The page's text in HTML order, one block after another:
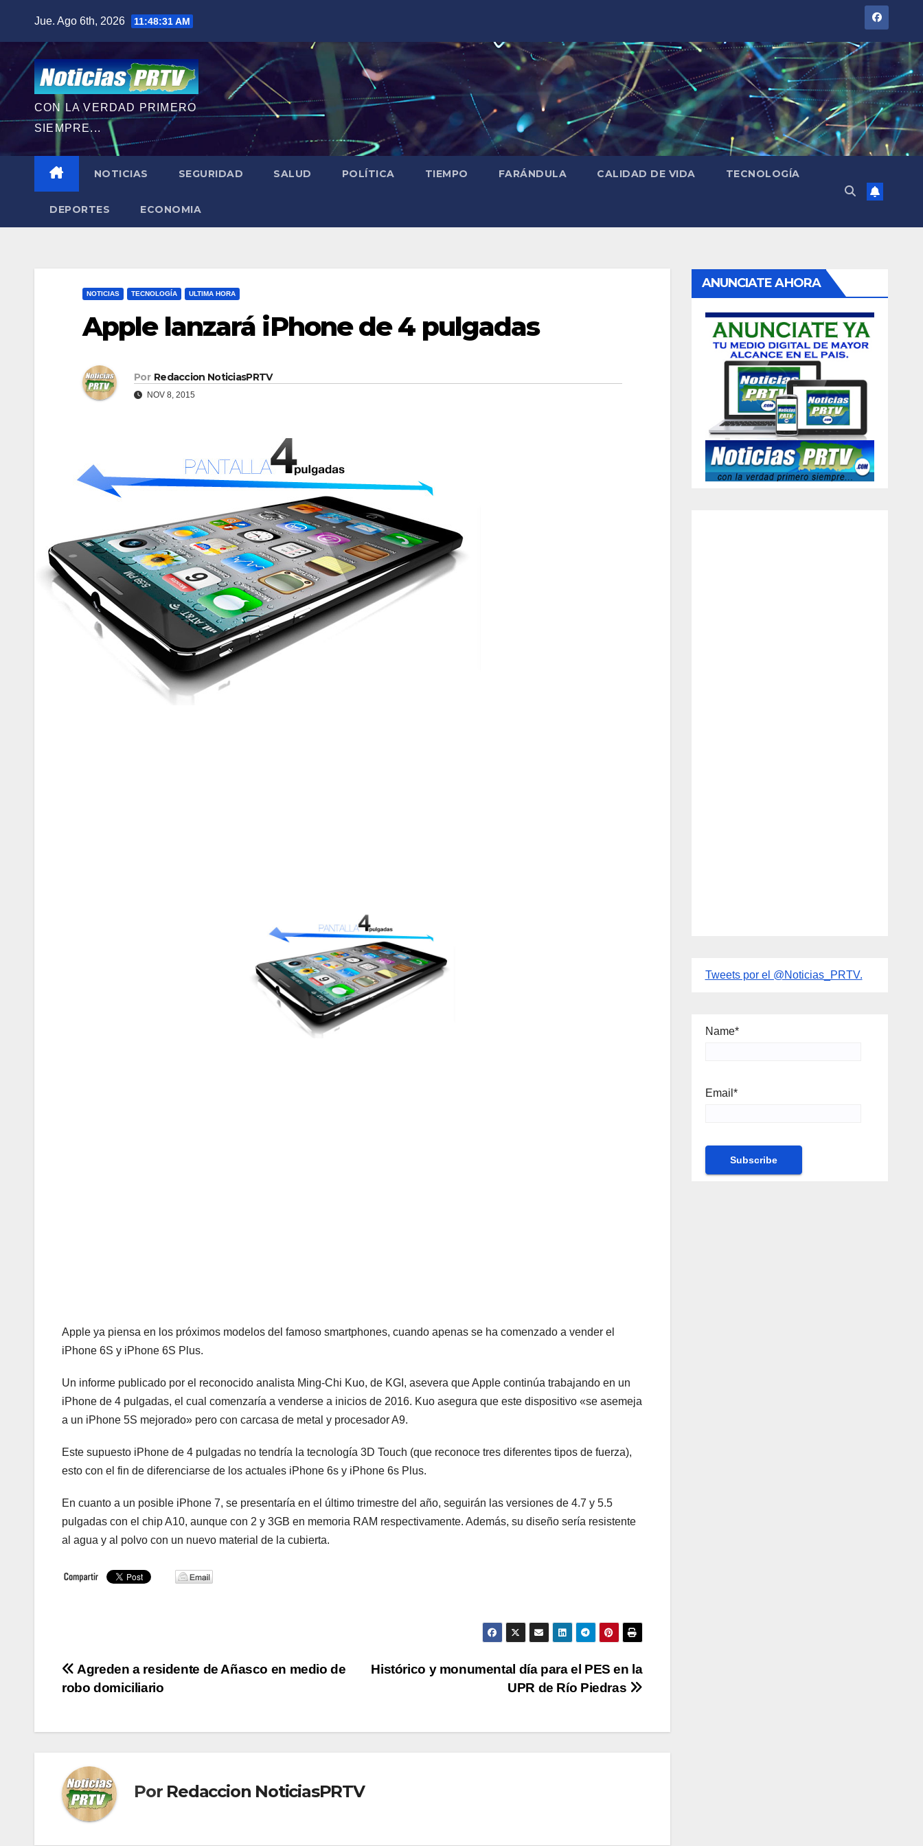
contenido
Jue. Ago 6th, 2026 11:48:33 AM
CON LA VERDAD PRIMERO
SIEMPRE...
NOTICIAS SEGURIDAD SALUD POLÍTICA TIEMPO FARÁNDULA CALIDAD DE VIDA TECNOLOGÍA
DEPORTES ECONOMIA
NOTICIAS TECNOLOGÍA ULTIMA HORA
Apple lanzará iPhone de 4 pulgadas
Por Redaccion NoticiasPRTV
NOV 8, 2015
Apple ya piensa en los próximos modelos del famoso smartphones, cuando apenas se ha comenzado a vender el
iPhone 6S y iPhone 6S Plus.
Un informe publicado por el reconocido analista Ming-Chi Kuo, de KGI, asevera que Apple continúa trabajando en un
iPhone de 4 pulgadas, el cual comenzaría a venderse a inicios de 2016. Kuo asegura que este dispositivo «se asemeja
a un iPhone 5S mejorado» pero con carcasa de metal y procesador A9.
Este supuesto iPhone de 4 pulgadas no tendría la tecnología 3D Touch (que reconoce tres diferentes tipos de fuerza),
esto con el fin de diferenciarse de los actuales iPhone 6s y iPhone 6s Plus.
En cuanto a un posible iPhone 7, se presentaría en el último trimestre del año, seguirán las versiones de 4.7 y 5.5
pulgadas con el chip A10, aunque con 2 y 3GB en memoria RAM respectivamente. Además, su diseño sería resistente
al agua y al polvo con un nuevo material de la cubierta.
Navegación
entradas
Histórico y monumental día para el PES en la
UPR de Río Piedras
Agreden a residente de Añasco en medio de
robo domiciliario
Por Redaccion NoticiasPRTV
ANUNCIATE AHORA
Tweets por el @Noticias_PRTV.
Name*
Email*